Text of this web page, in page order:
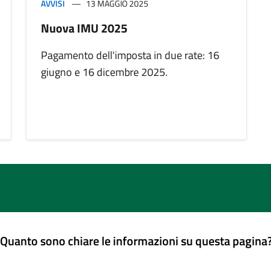
AVVISI 13 MAGGIO 2025
Nuova IMU 2025
Pagamento dell'imposta in due rate: 16
giugno e 16 dicembre 2025.
Quanto sono chiare le informazioni su questa